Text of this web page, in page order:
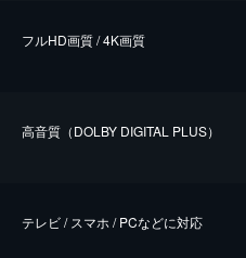
フルHD画質 / 4K画質
⾼⾳質（DOLBY DIGITAL PLUS）
テレビ / スマホ / PCなどに対応